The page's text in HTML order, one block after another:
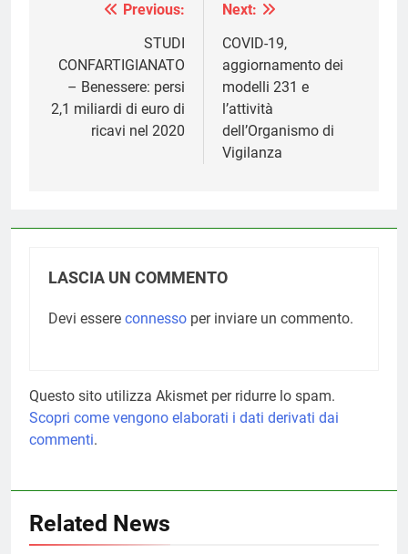
Navigazione
Previous:
STUDI
CONFARTIGIANATO
– Benessere: persi
2,1 miliardi di euro di
ricavi nel 2020
Next:
COVID-19,
aggiornamento dei
modelli 231 e
l’attività
dell’Organismo di
Vigilanza
LASCIA UN COMMENTO
Devi essere connesso per inviare un commento.
Questo sito utilizza Akismet per ridurre lo spam.
Scopri come vengono elaborati i dati derivati dai
commenti.
Related News